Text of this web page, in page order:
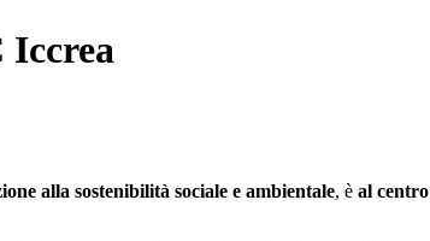
Iccrea
alla sostenibilità sociale e ambientale, è al